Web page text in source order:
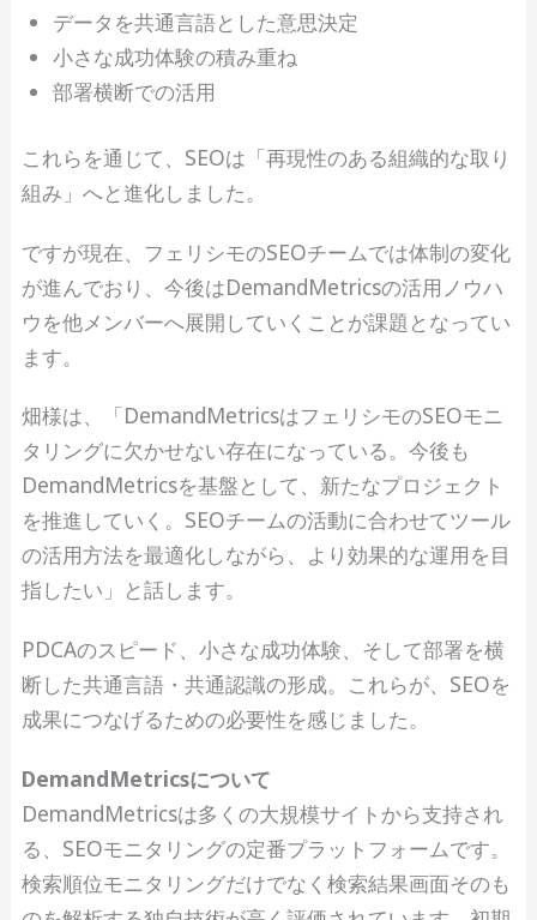
データを共通言語とした意思決定
小さな成功体験の積み重ね
部署横断での活用
これらを通じて、SEOは「再現性のある組織的な取り
組み」へと進化しました。
ですが現在、フェリシモのSEOチームでは体制の変化
が進んでおり、今後はDemandMetricsの活用ノウハ
ウを他メンバーへ展開していくことが課題となってい
ます。
畑様は、「DemandMetricsはフェリシモのSEOモニ
タリングに欠かせない存在になっている。今後も
DemandMetricsを基盤として、新たなプロジェクト
を推進していく。SEOチームの活動に合わせてツール
の活用方法を最適化しながら、より効果的な運用を目
指したい」と話します。
PDCAのスピード、小さな成功体験、そして部署を横
断した共通言語・共通認識の形成。これらが、SEOを
成果につなげるための必要性を感じました。
DemandMetricsについて
DemandMetricsは多くの大規模サイトから支持され
る、SEOモニタリングの定番プラットフォームです。
検索順位モニタリングだけでなく検索結果画面そのも